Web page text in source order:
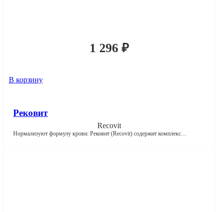
1 296 ₽
В корзину
Рековит
Recovit
Нормализуют формулу крови: Рековит (Recovit) содержит комплекс…